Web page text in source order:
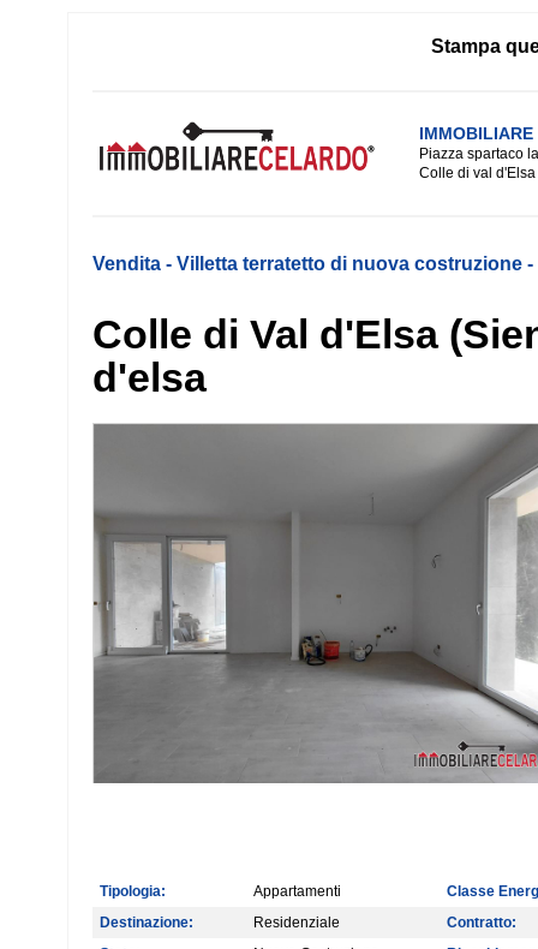
Stampa
IMMOBILIARE
Piazza spartaco
Colle di val
Vendita - Villetta terratetto di nuova costruzione -
Colle di Val d'Elsa
d'elsa
Tipologia: Appartamenti
Classe
Destinazione:
Residenziale
Contratto: